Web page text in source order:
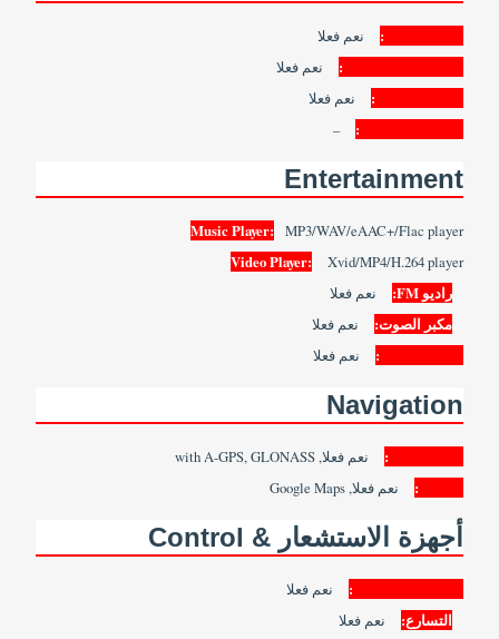
نعم فعلا
نعم فعلا
نعم فعلا
–
Entertainment
Music Player:
MP3/WAV/eAAC+/Flac player
Video Player:
Xvid/MP4/H.264 player
راديو FM:
نعم فعلا
مكبر الصوت:
نعم فعلا
نعم فعلا
Navigation
نعم فعلا, with A-GPS, GLONASS
نعم فعلا, Google Maps
أجهزة الاستشعار & Control
نعم فعلا
التسارع:
نعم فعلا